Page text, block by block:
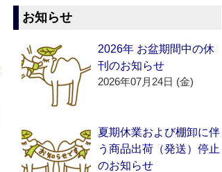
お知らせ
2026年 お盆期間中の休
刊のお知らせ
2026年07月24日 (金)
夏期休業および棚卸に伴
う商品出荷（発送）停止
のお知らせ